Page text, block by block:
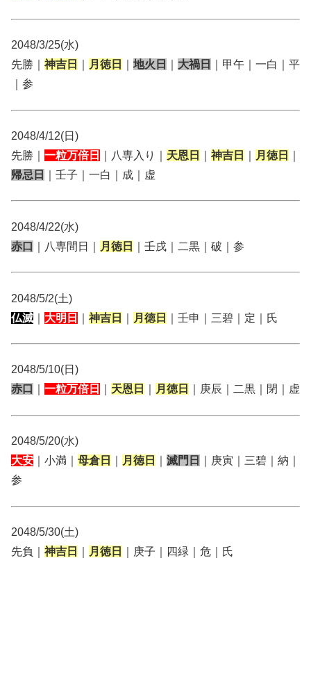
2048/3/25(水)
先勝｜ 神吉日 月徳日 地火日 大禍日
｜甲午｜一白｜平
｜参
2048/4/12(日)
先勝｜ 一粒万倍日 ｜八専入り｜ 天恩日 神吉日 月徳日
帰忌日
｜壬子｜一白｜成｜虚
2048/4/22(水)
赤口
｜八専間日｜ 月徳日 ｜壬戌｜二黒｜破｜参
2048/5/2(土)
仏滅
大明日 神吉日 月徳日 ｜壬申｜三碧｜定｜氏
2048/5/10(日)
赤口
一粒万倍日 天恩日 月徳日 ｜庚辰｜二黒｜閉｜虚
2048/5/20(水)
大安 ｜小満｜ 母倉日 月徳日 滅門日
｜庚寅｜三碧｜納｜
参
2048/5/30(土)
先負｜ 神吉日 月徳日 ｜庚子｜四緑｜危｜氏